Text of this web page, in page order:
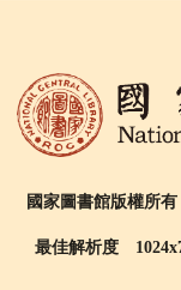
國家圖書館版權所
最佳解析度